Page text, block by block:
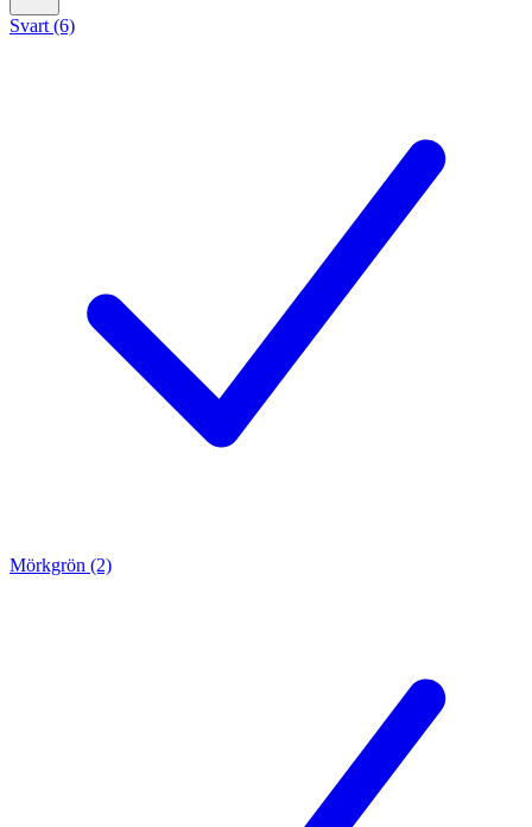
Svart (6)
Mörkgrön (2)